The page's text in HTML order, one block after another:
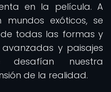
en la película. A
exóticos, se
todas las formas y
y paisajes
desafían nuestra
de la realidad.